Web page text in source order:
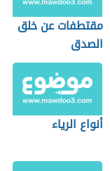
مقتطفات عن خلق
الصدق
أنواع الرياء